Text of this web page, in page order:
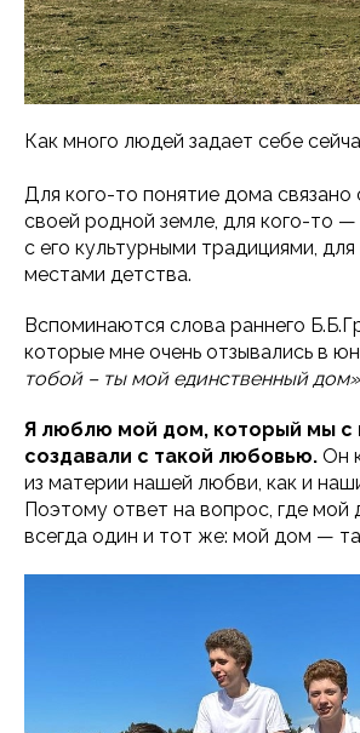
Как много людей задает себе
Для кого-то понятие дома связано
своей родной земле, для кого-то
с его культурными традициями,
местами детства.
Вспоминаются слова раннего
которые мне очень отзывались в
тобой – ты мой единственный
Я люблю мой дом, который мы
создавали с такой любовью. Он
из материи нашей любви, как и
Поэтому ответ на вопрос, где мой
всегда один и тот же: мой дом —